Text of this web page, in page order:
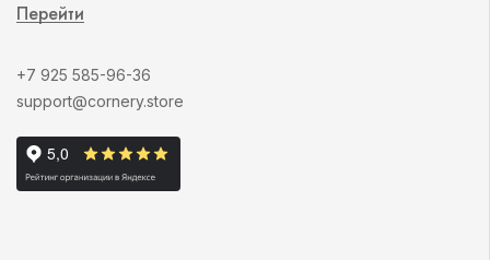
Перейти
+7 925 585-96-36
support@cornery.store